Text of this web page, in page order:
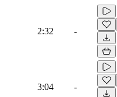
2:32 -
3:04 -